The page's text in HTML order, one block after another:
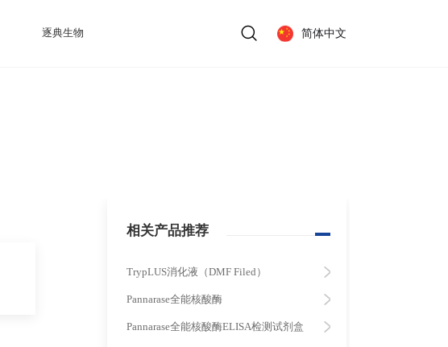
逐典生物 简体中文
相关产品推荐
TrypLUS消化液（DMF Filed）
Pannarase全能核酸酶
Pannarase全能核酸酶ELISA检测试剂盒